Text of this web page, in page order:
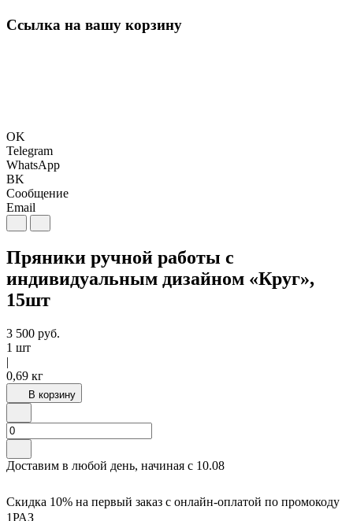
Ссылка на вашу корзину
OK
Telegram
WhatsApp
BK
Сообщение
Email
Пряники ручной работы с
индивидуальным дизайном «Круг»,
15шт
3 500 руб.
1 шт
|
0,69 кг
В корзину
Доставим в любой день, начиная с 10.08
Скидка 10% на первый заказ с онлайн-оплатой по промокоду
1РАЗ